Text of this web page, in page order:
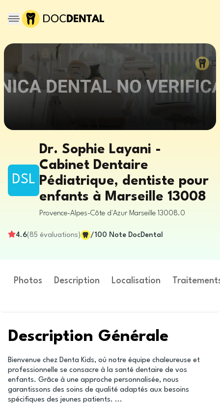
DSL
Dr. Sophie Layani -
Cabinet Dentaire
Pédiatrique, dentiste pour
enfants à Marseille 13008
Provence-Alpes-Côte d'Azur Marseille 13008.0
4.6(85 évaluations) /100 Note DocDental
Photos Description Localisation
Description Générale
Bienvenue chez Denta Kids, où notre équipe chaleureuse et
professionnelle se consacre à la santé dentaire de vos
enfants. Grâce à une approche personnalisée, nous
garantissons des soins de qualité adaptés aux besoins
spécifiques des jeunes patients. ...